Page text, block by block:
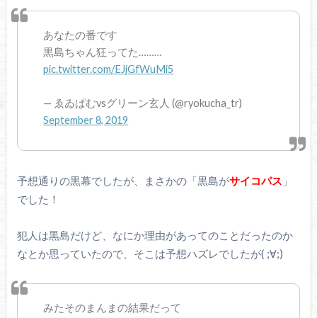
あなたの番です
黒島ちゃん狂ってた………
pic.twitter.com/EJjGfWuMi5
— ゑゐぱむvsグリーン玄人 (@ryokucha_tr)
September 8, 2019
予想通りの黒幕でしたが、まさかの「黒島がサイコパス 」
でした！
犯人は黒島だけど、なにか理由があってのことだったのか
なとか思っていたので、そこは予想ハズレでしたが( ;∀;)
みたそのまんまの結果だって